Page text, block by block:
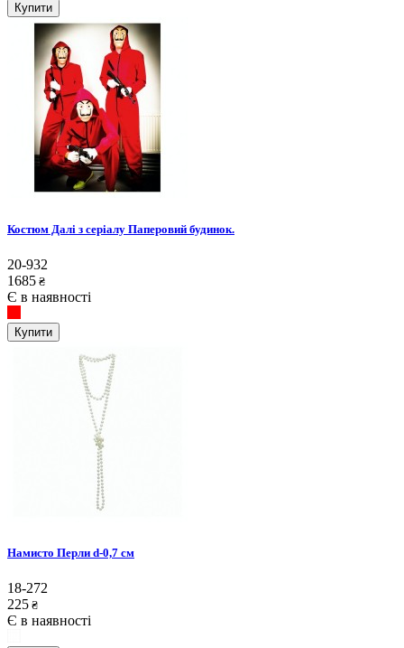
Купити
Костюм Далі з серіалу Паперовий будинок.
20-932
1685 ₴
Є в наявності
Купити
Намисто Перли d-0,7 см
18-272
225 ₴
Є в наявності